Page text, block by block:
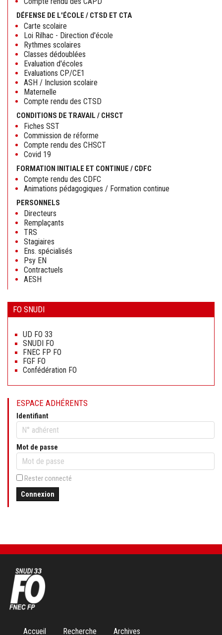
DÉFENSE DE L'ÉCOLE / CTSD ET CTA
Carte scolaire
Loi Rilhac - Direction d'école
Rythmes scolaires
Classes dédoublées
Evaluation d'écoles
Evaluations CP/CE1
ASH / Inclusion scolaire
Maternelle
Compte rendu des CTSD
CONDITIONS DE TRAVAIL / CHSCT
Fiches SST
Commission de réforme
Compte rendu des CHSCT
Covid 19
FORMATION INITIALE ET CONTINUE / CDFC
Compte rendu des CDFC
Animations pédagogiques / Formation continue
PERSONNELS
Directeurs
Remplaçants
TRS
Stagiaires
Ens. spécialisés
Psy EN
Contractuels
AESH
FO SNUDI
contenu
UD FO 33
SNUDI FO
FNEC FP FO
FGF FO
Confédération FO
ESPACE ADHÉRENTS
Identifiant
Mot de passe
Rester connecté
Connexion
Aller
Accueil Recherche Archives